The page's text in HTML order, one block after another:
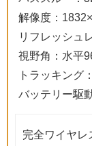
解像度：
リフレッシュ
視野角：水平
トラッキング
バッテリー駆
完全ワイヤレ